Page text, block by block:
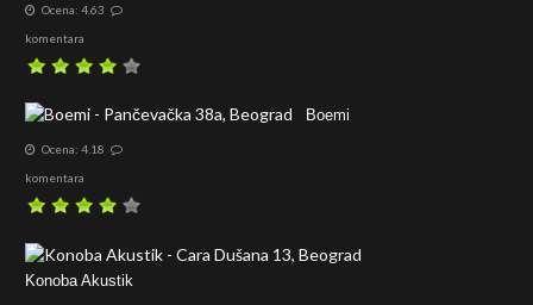
Ocena: 4.63
komentara
Boemi
Ocena: 4.18
komentara
Konoba Akustik